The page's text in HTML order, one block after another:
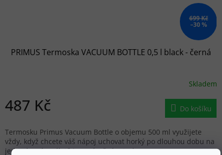
699 Kč
–30 %
PRIMUS Termoska VACUUM BOTTLE 0,5 l black - černá
Skladem
487 Kč Do košíku
Termosku Primus Vacuum Bottle o objemu 500 ml využijete
vždy, když chcete váš nápoj uchovat horký po dlouhou dobu na
jednodenním výletě i na náročném treku.